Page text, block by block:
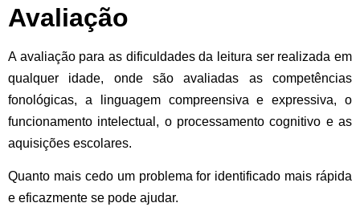
Avaliação
A avaliação para as dificuldades da leitura ser realizada em
qualquer idade, onde são avaliadas as competências
fonológicas, a linguagem compreensiva e expressiva, o
funcionamento intelectual, o processamento cognitivo e as
aquisições escolares.
Quanto mais cedo um problema for identificado mais rápida
e eficazmente se pode ajudar.